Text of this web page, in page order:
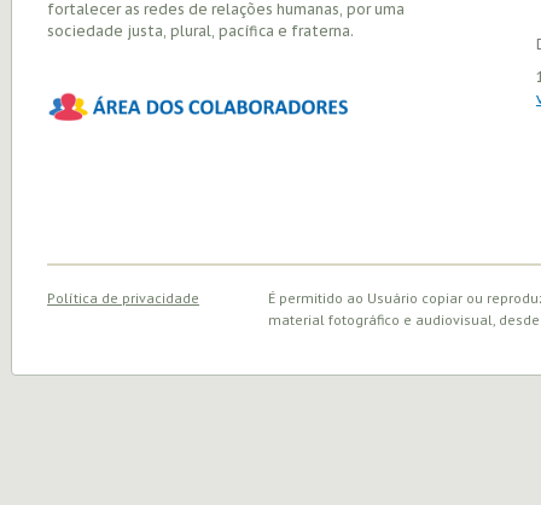
fortalecer as redes de relações humanas, por uma
sociedade justa, plural, pacífica e fraterna.
Política de privacidade
É permitido ao Usuário copiar ou
material fotográfico e audiovisual,